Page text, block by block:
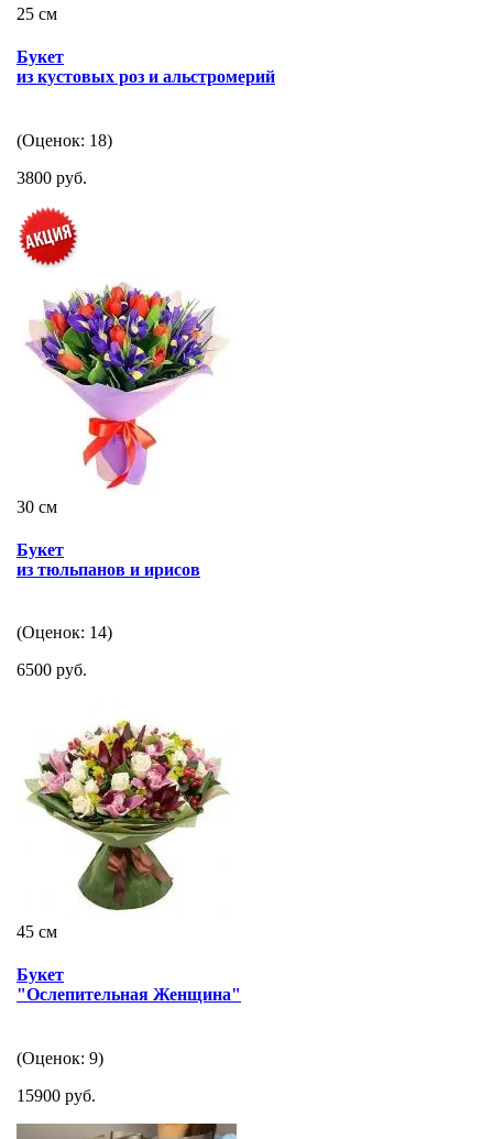
25 см
Букет
из кустовых роз и альстромерий
(Оценок: 18)
3800 руб.
30 см
Букет
из тюльпанов и ирисов
(Оценок: 14)
6500 руб.
45 см
Букет
"Ослепительная Женщина"
(Оценок: 9)
15900 руб.